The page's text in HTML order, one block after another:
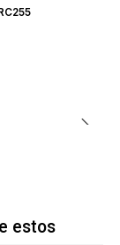
estos